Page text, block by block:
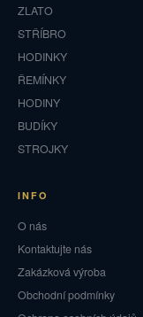
ZLATO
STŘÍBRO
HODINKY
ŘEMÍNKY
HODINY
BUDÍKY
STROJKY
INFO
O nás
Kontaktujte nás
Zakázková výroba
Obchodní podmínky